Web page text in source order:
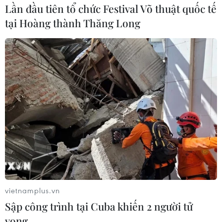
điểm cầu tại thị trấn Trường Sa, xã Sinh Tồn và xã
Song Tử Tây của huyện đảo Trường Sa.
(Vietnam+)
Lần đầu tiên tổ chức Festival Võ thuật quốc tế
tại Hoàng thành Thăng Long
vietnamplus.vn
Sập công trình tại Cuba khiến 2 người tử